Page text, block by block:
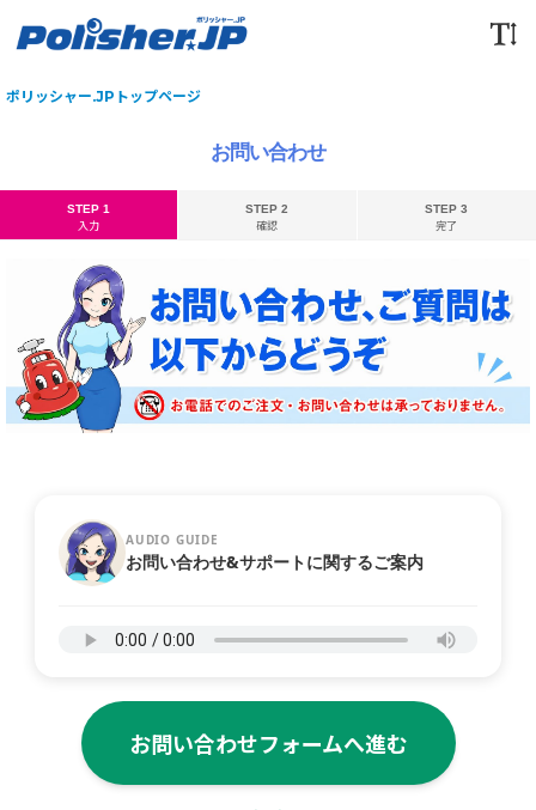
ポリッシャー.JPトップページ
お問い合わせ
STEP 1
入力
STEP 2
確認
STEP 3
完了
AUDIO GUIDE
お問い合わせ&サポートに関するご案内
お問い合わせフォームへ進む